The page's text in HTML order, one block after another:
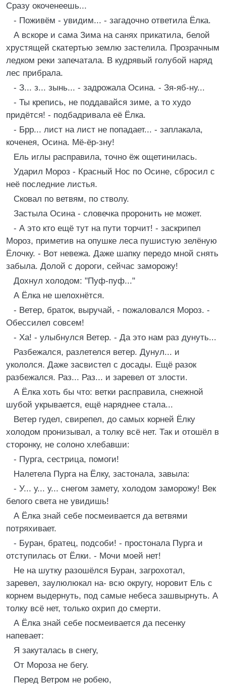
Сразу окоченеешь...
- Поживём - увидим... - загадочно ответила Ёлка.
А вскоре и сама Зима на санях прикатила, белой
хрустящей скатертью землю застелила. Прозрачным
ледком реки запечатала. В кудрявый голубой наряд
лес прибрала.
- З... з... зынь... - задрожала Осина. - Зя-яб-ну...
- Ты крепись, не поддавайся зиме, а то худо
придётся! - подбадривала её Ёлка.
- Брр... лист на лист не попадает... - заплакала,
коченея, Осина. Мё-ёр-зну!
Ель иглы расправила, точно ёж ощетинилась.
Ударил Мороз - Красный Нос по Осине, сбросил с
неё последние листья.
Сковал по ветвям, по стволу.
Застыла Осина - словечка проронить не может.
- А это кто ещё тут на пути торчит! - заскрипел
Мороз, приметив на опушке леса пушистую зелёную
Ёлочку. - Вот невежа. Даже шапку передо мной снять
забыла. Долой с дороги, сейчас заморожу!
Дохнул холодом: "Пуф-пуф..."
А Ёлка не шелохнётся.
- Ветер, браток, выручай, - пожаловался Мороз. -
Обессилел совсем!
- Ха! - улыбнулся Ветер. - Да это нам раз дунуть...
Разбежался, разлетелся ветер. Дунул... и
укололся. Даже засвистел с досады. Ещё разок
разбежался. Раз... Раз... и заревел от злости.
А Ёлка хоть бы что: ветки расправила, снежной
шубой укрывается, ещё наряднее стала...
Ветер гудел, свирепел, до самых корней Ёлку
холодом пронизывал, а толку всё нет. Так и отошёл в
сторонку, не солоно хлебавши:
- Пурга, сестрица, помоги!
Налетела Пурга на Ёлку, застонала, завыла:
- У... у... у... снегом замету, холодом заморожу! Век
белого света не увидишь!
А Ёлка знай себе посмеивается да ветвями
потряхивает.
- Буран, братец, подсоби! - простонала Пурга и
отступилась от Ёлки. - Мочи моей нет!
Не на шутку разошёлся Буран, загрохотал,
заревел, заулюлюкал на- всю округу, норовит Ель с
корнем выдернуть, под самые небеса зашвырнуть. А
толку всё нет, только охрип до смерти.
А Ёлка знай себе посмеивается да песенку
напевает:
Я закуталась в снегу,
От Мороза не бегу.
Перед Ветром не робею,